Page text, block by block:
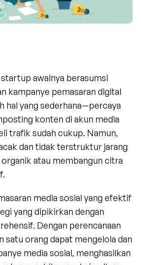
awalnya berasumsi
kampanye pemasaran digital
hal yang sederhana—percaya
konten di akun media
trafik sudah cukup. Namun,
dan tidak terstruktur jarang
atau membangun citra
media sosial yang efektif
yang dipikirkan dengan
Dengan perencanaan
satu orang dapat mengelola dan
media sosial, menghasilkan